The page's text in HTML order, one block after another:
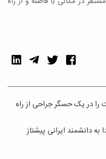
در یک حسگر جراحی از راه
به دانشمند ایرانی پیشتاز